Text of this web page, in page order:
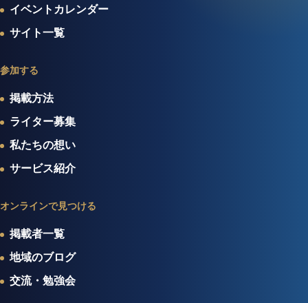
イベントカレンダー
サイト一覧
参加する
掲載方法
ライター募集
私たちの想い
サービス紹介
オンラインで見つける
掲載者一覧
地域のブログ
交流・勉強会